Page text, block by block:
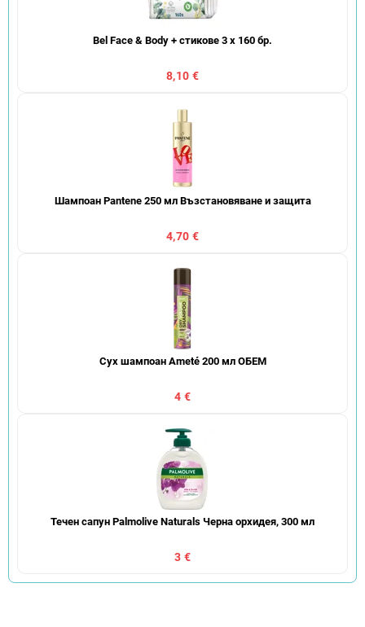
Bel Face & Body + стикове 3 x 160 бр.
8,10 €
Шампоан Pantene 250 мл Възстановяване и защита
4,70 €
Сух шампоан Ameté 200 мл ОБЕМ
4 €
Течен сапун Palmolive Naturals Черна орхидея, 300 мл
3 €